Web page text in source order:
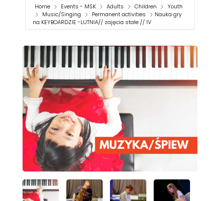
Home Events - MSK Adults Children
Youth
Music/Singing
Permanent activities
Nauka gry
na KEYBOARDZIE -LUTNIA// zajęcia stałe // IV